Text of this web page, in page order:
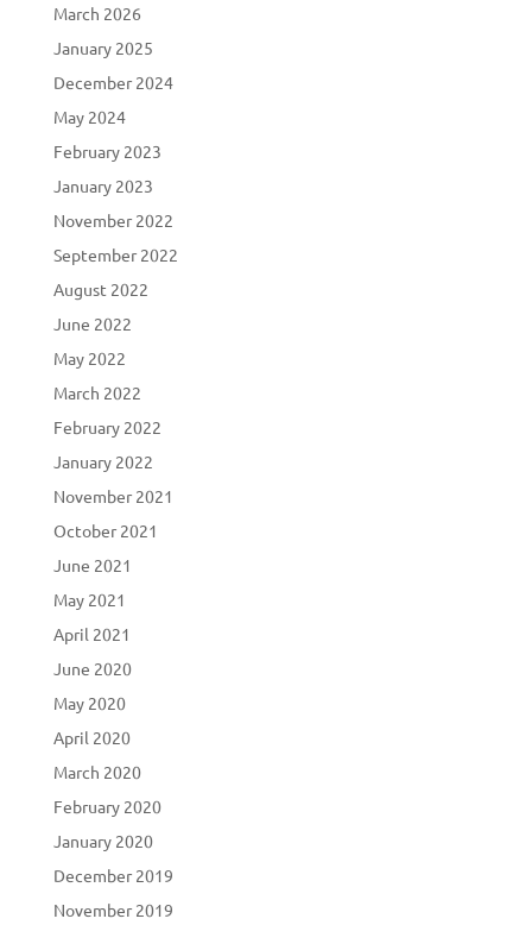
March 2026
January 2025
December 2024
May 2024
February 2023
January 2023
November 2022
September 2022
August 2022
June 2022
May 2022
March 2022
February 2022
January 2022
November 2021
October 2021
June 2021
May 2021
April 2021
June 2020
May 2020
April 2020
March 2020
February 2020
January 2020
December 2019
November 2019